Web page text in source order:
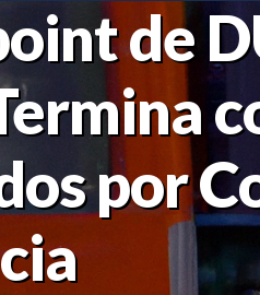
de
por